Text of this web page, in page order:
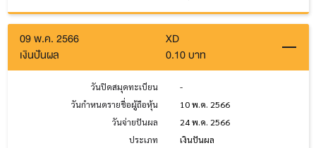
09 พ.ค. 2566
XD
เงินปันผล
0.10 บาท
วันปิดสมุดทะเบียน
-
วันกำหนดรายชื่อผู้ถือหุ้น
10 พ.ค. 2566
วันจ่ายปันผล
24 พ.ค. 2566
ประเภท
เงินปันผล